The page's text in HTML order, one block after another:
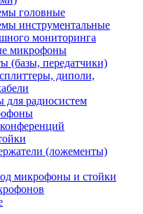
головные
инструментальные
мониторинга
микрофоны
(базы, передатчики)
диполи,
для радиосистем
(ложементы)
микрофоны и стойки